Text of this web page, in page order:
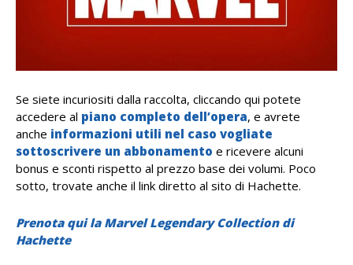
Se siete incuriositi dalla raccolta, cliccando qui potete
accedere al piano completo dell’opera, e avrete
anche informazioni utili nel caso vogliate
sottoscrivere un abbonamento e ricevere alcuni
bonus e sconti rispetto al prezzo base dei volumi. Poco
sotto, trovate anche il link diretto al sito di Hachette.
Prenota qui la Marvel Legendary Collection di
Hachette